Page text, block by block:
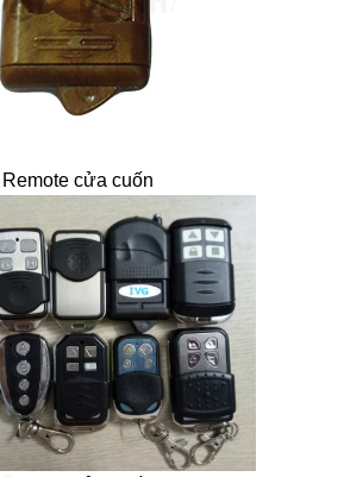
Remote cửa cuốn